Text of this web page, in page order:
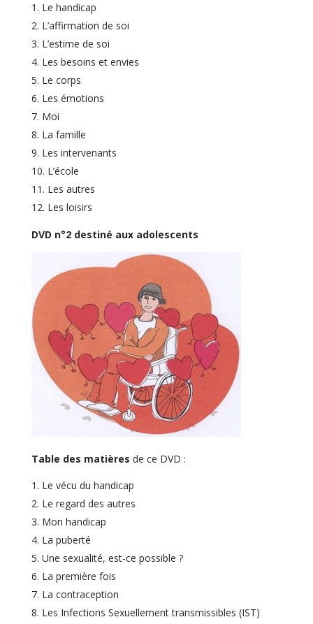
Le handicap
L’affirmation de soi
L’estime de soi
Les besoins et envies
Le corps
Les émotions
Moi
La famille
Les intervenants
L’école
Les autres
Les loisirs
DVD n°2 destiné aux adolescents
Table des matières de ce DVD :
Le vécu du handicap
Le regard des autres
Mon handicap
La puberté
Une sexualité, est-ce possible ?
La première fois
La contraception
Les Infections Sexuellement transmissibles (IST)